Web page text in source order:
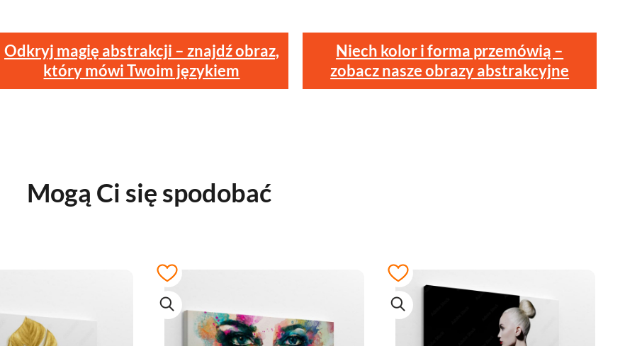
Odkryj magię abstrakcji – znajdź obraz,
który mówi Twoim językiem
Niech kolor i forma przemówią –
zobacz nasze obrazy abstrakcyjne
Mogą Ci się spodobać